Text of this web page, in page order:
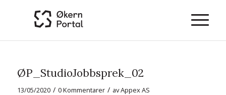
ØP_StudioJobbsprek_02
13/05/2020 / 0 Kommentarer / avAppex AS